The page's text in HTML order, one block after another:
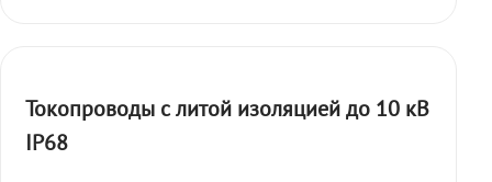
Токопроводы с литой изоляцией до 10 кВ
IP68